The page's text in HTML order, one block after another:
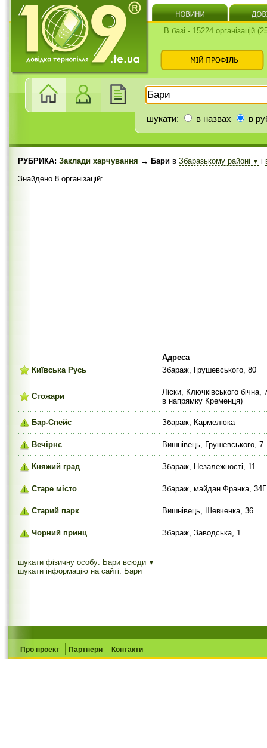
В базі - 15224 організацій
шукати: в назвах в
РУБРИКА: Заклади харчування → Бари в Збаразькому районі ▼ і
Знайдено 8 організацій:
Адреса
Київська Русь
Збараж, Грушевського, 80
Стожари
Ліски, Ключківського
в напрямку Кременця)
Бар-Спейс Збараж, Кармелюка
Вечірнє Вишнівець, Грушевського, 7
Княжий град Збараж, Незалежності, 11
Старе місто Збараж, майдан Франка, 34Г
Старий парк Вишнівець, Шевченка, 36
Чорний принц Збараж, Заводська, 1
шукати фізичну особу: Бари всюди ▼
шукати інформацію на сайті: Бари
Про проект Партнери Контакти